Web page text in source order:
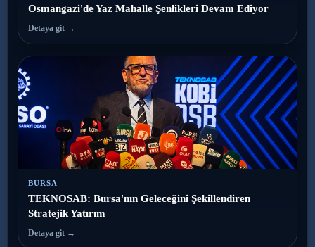
Osmangazi'de Yaz Mahalle Şenlikleri Devam Ediyor
Detaya git →
BURSA
TEKNOSAB: Bursa'nın Geleceğini Şekillendiren
Stratejik Yatırım
Detaya git →